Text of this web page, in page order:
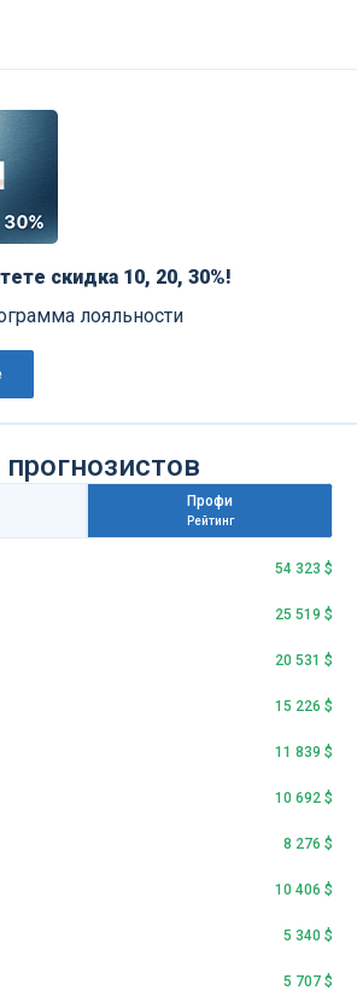
скидка 10, 20, 30%!
лояльности
Профи
Рейтинг
54 323 $
25 519 $
20 531 $
15 226 $
11 839 $
10 692 $
8 276 $
10 406 $
5 340 $
5 707 $